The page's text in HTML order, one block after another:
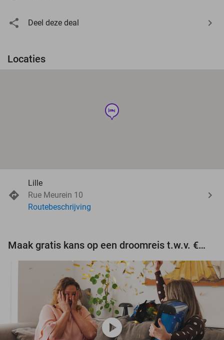
Deel deze deal
Locaties
hotel
Lille
Rue Meurein 10
Routebeschrijving
Maak gratis kans op een droomreis t.w.v. €3.000!
play_circle